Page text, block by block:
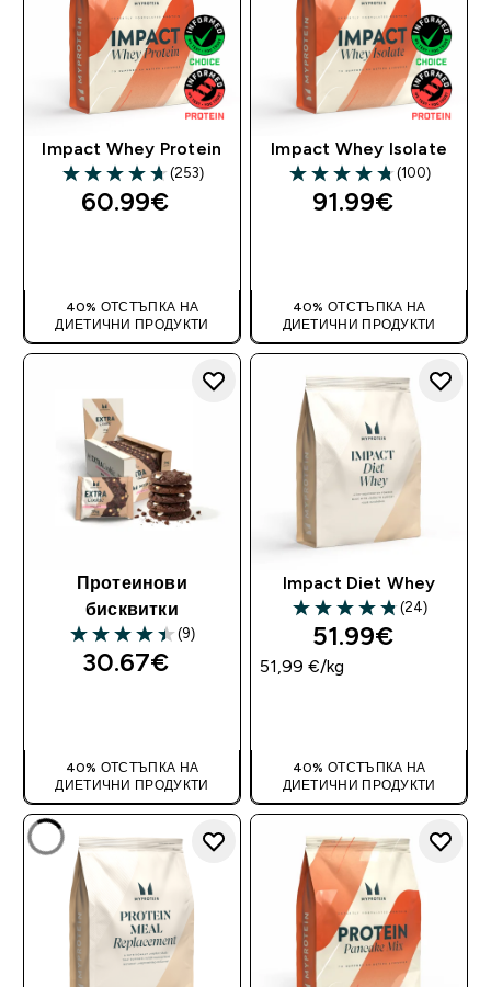
Impact Whey Protein
4.67 out of 5 stars
(253)
60.99€‎
40% ОТСТЪПКА НА
ДИЕТИЧНИ ПРОДУКТИ
Impact Whey Isolate
4.72 out of 5 stars
(100)
91.99€‎
40% ОТСТЪПКА НА
ДИЕТИЧНИ ПРОДУКТИ
Протеинови
бисквитки
4.44 out of 5 stars
(9)
30.67€‎
40% ОТСТЪПКА НА
ДИЕТИЧНИ ПРОДУКТИ
Impact Diet Whey
4.83 out of 5 stars
(24)
51.99€‎
51,99 €‎/kg
40% ОТСТЪПКА НА
ДИЕТИЧНИ ПРОДУКТИ